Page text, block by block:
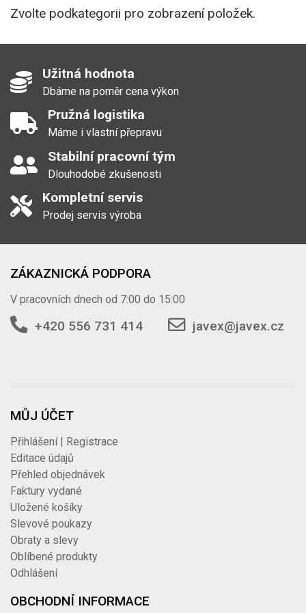
Zvolte podkategorii pro zobrazení položek.
Užitná hodnota
Dbáme na poměr cena výkon
Pružná logistika
Máme i vlastní přepravu
Stabilní pracovní tým
Dlouhodobé zkušenosti
Kompletní servis
Prodej servis výroba
ZÁKAZNICKÁ PODPORA
V pracovních dnech od 7:00 do 15:00
+420 556 731 414 javex@javex.cz
MŮJ ÚČET
Přihlášení | Registrace
Editace údajů
Přehled objednávek
Faktury vydané
Uložené košíky
Slevové poukazy
Obraty a slevy
Oblíbené produkty
Odhlášení
OBCHODNÍ INFORMACE